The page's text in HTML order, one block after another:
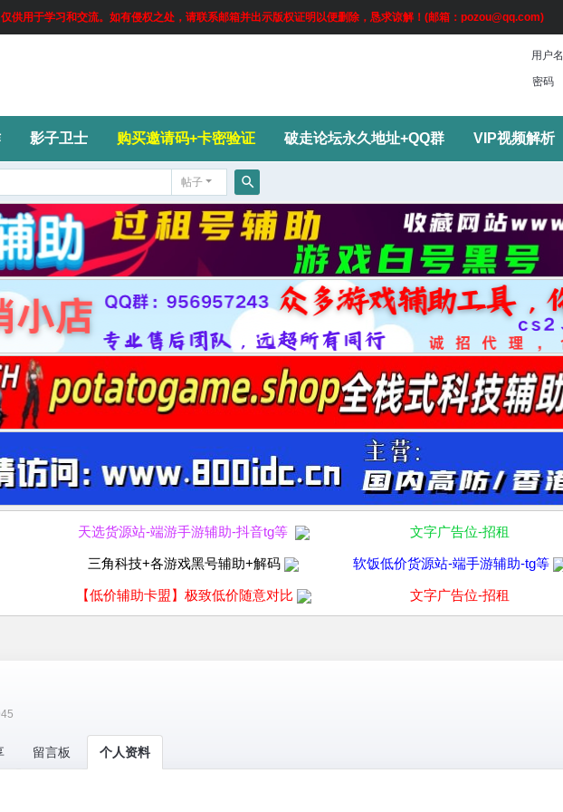
供用于学习和交流。如有侵权之处，请联系邮箱并出示版权证明以便删除，恳求谅解！(邮箱：pozou@qq.com)
用户名
密码
影子卫士 购买邀请码+卡密验证 破走论坛永久地址+QQ群 VIP视频解析
帖子
搜
索
天选货源站-端游手游辅助-抖音tg等 文字广告位-招租
三角科技+各游戏黑号辅助+解码 软饭低价货源站-端手游辅助-tg等
【低价辅助卡盟】极致低价随意对比 文字广告位-招租
留言板 个人资料